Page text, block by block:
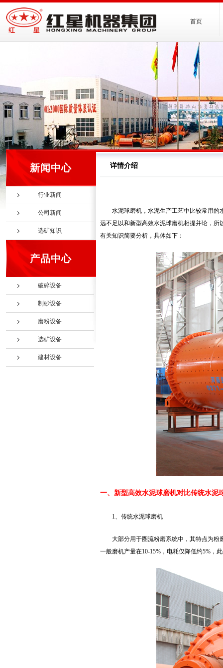
首页
新闻中心
行业新闻
公司新闻
选矿知识
产品中心
破碎设备
制砂设备
磨粉设备
选矿设备
建材设备
详情介绍
水泥球磨机，水泥生产工艺中比较常用
远不足以和新型高效水泥球磨机相提并论，
有关知识简要分析，具体如下：
一、新型高效水泥球磨机对比传统水泥
1、传统水泥球磨机
大部分用于圈流粉磨系统中，其特点为
一般磨机产量在10-15%，电耗仅降低约5%，